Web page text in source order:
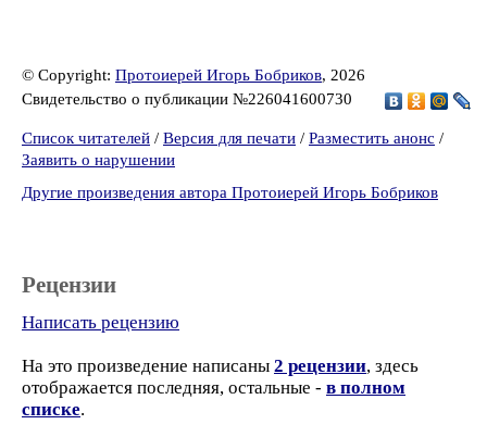
© Copyright: Протоиерей Игорь Бобриков, 2026
Свидетельство о публикации №226041600730
Список читателей / Версия для печати / Разместить анонс /
Заявить о нарушении
Другие произведения автора Протоиерей Игорь Бобриков
Рецензии
Написать рецензию
На это произведение написаны 2 рецензии, здесь
отображается последняя, остальные - в полном
списке.